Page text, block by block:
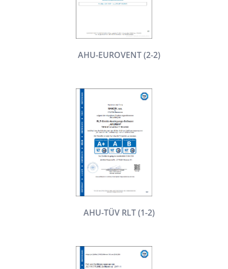
AHU-EUROVENT (2-2)
AHU-TÜV RLT (1-2)